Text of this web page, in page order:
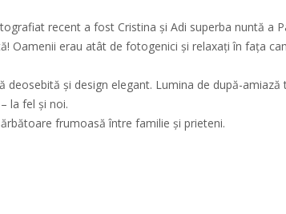
recent a fost Cristina și Adi superba nuntă a
Oamenii erau atât de fotogenici și relaxați în fața
și design elegant. Lumina de după-
la fel și noi.
frumoasă între familie și prieteni.